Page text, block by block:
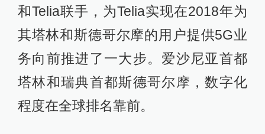
和Telia联手，为Telia实现在2018年为
其塔林和斯德哥尔摩的用户提供5G业
务向前推进了一大步。爱沙尼亚首都
塔林和瑞典首都斯德哥尔摩，数字化
程度在全球排名靠前。